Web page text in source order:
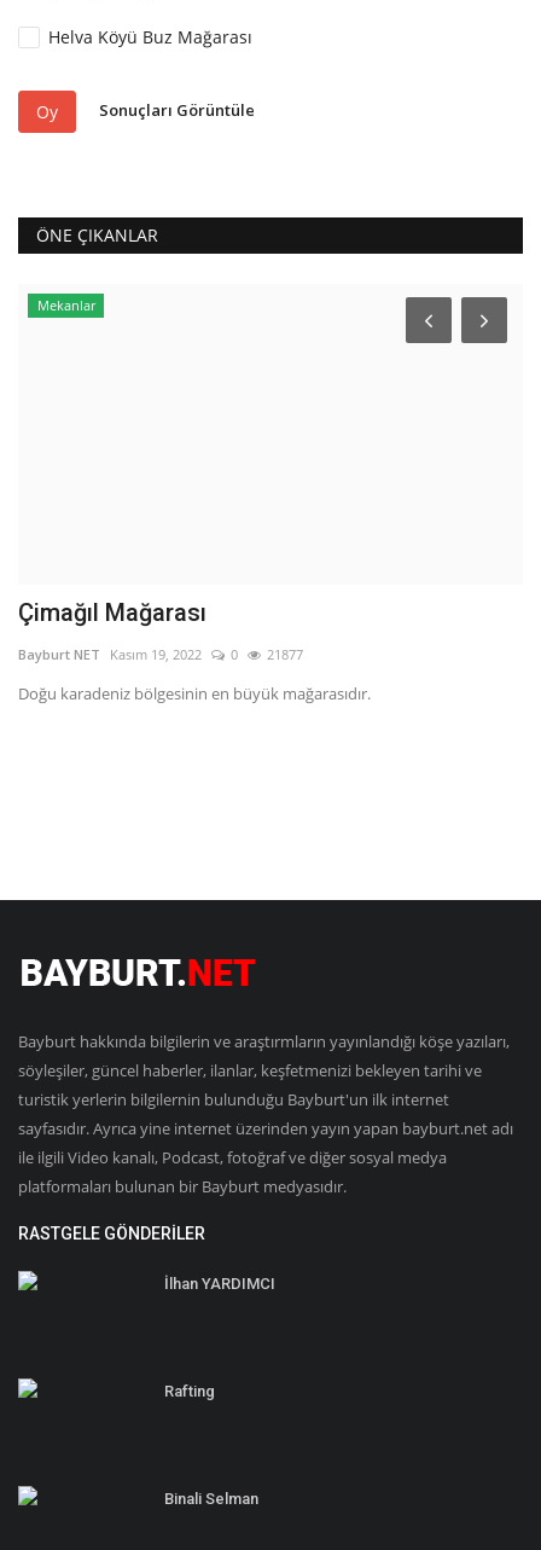
Helva Köyü Buz Mağarası
Oy Sonuçları Görüntüle
ÖNE ÇIKANLAR
Mekanlar
Çimağıl Mağarası
Bayburt NET Kasım 19, 2022 0 21877
Doğu karadeniz bölgesinin en büyük mağarasıdır.
Bayburt hakkında bilgilerin ve araştırmların yayınlandığı köşe yazıları,
söyleşiler, güncel haberler, ilanlar, keşfetmenizi bekleyen tarihi ve
turistik yerlerin bilgilernin bulunduğu Bayburt'un ilk internet
sayfasıdır. Ayrıca yine internet üzerinden yayın yapan bayburt.net adı
ile ilgili Video kanalı, Podcast, fotoğraf ve diğer sosyal medya
platformaları bulunan bir Bayburt medyasıdır.
RASTGELE GÖNDERILER
İlhan YARDIMCI
Rafting
Binali Selman